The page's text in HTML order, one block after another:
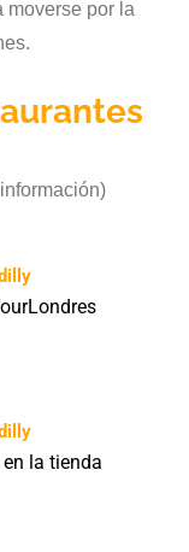
moverse por la
la tienda